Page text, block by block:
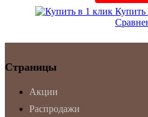
Купить
Страницы
Акции
Распродажи